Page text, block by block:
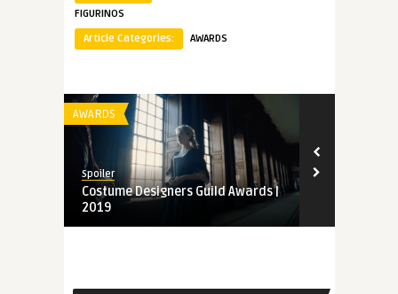
FIGURINOS
Article Categories:
AWARDS
AWARDS
Spoiler
Costume Designers Guild Awards |
2019